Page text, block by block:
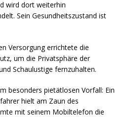
wird dort weiterhin
Sein Gesundheitszustand ist
Versorgung errichtete die
um die Privatsphäre der
Schaulustige fernzuhalten.
besonders pietätlosen Vorfall: Ein
hielt am Zaun des
mit seinem Mobiltelefon die